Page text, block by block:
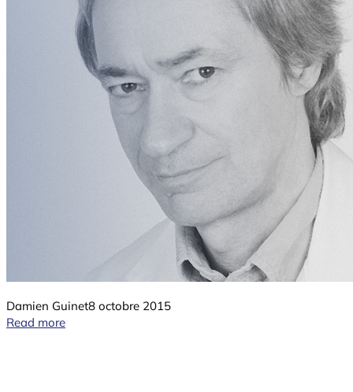
Damien Guinet8 octobre 2015
Read more